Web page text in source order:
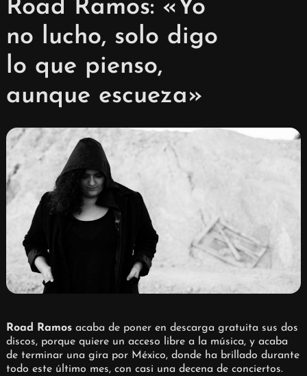
Road Ramos: «Yo
no lucho, solo digo
lo que pienso,
aunque escueza»
Road Ramosacaba de poner en descarga gratuita sus dos
discos, porque quiere un acceso libre a la música, y acaba
de terminar una gira por México, donde ha brillado durante
todo este último mes, con casi una decena de conciertos.